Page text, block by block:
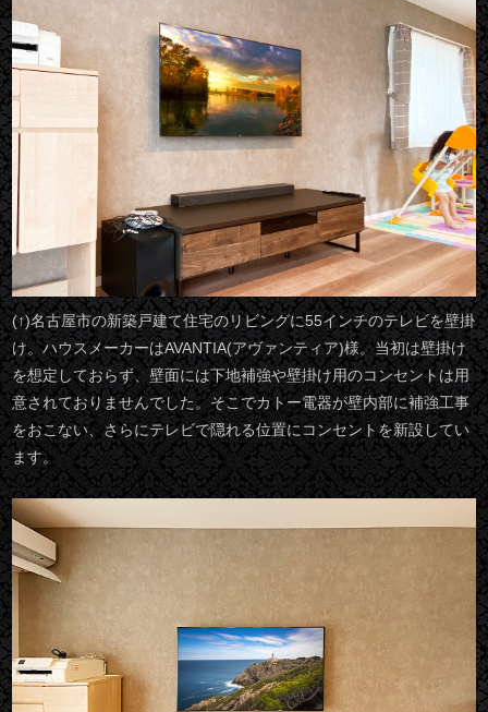
(↑)名古屋市の新築戸建て住宅のリビングに55インチのテレビを壁掛
け。ハウスメーカーはAVANTIA(アヴァンティア)様。当初は壁掛け
を想定しておらず、壁面には下地補強や壁掛け用のコンセントは用
意されておりませんでした。そこでカトー電器が壁内部に補強工事
をおこない、さらにテレビで隠れる位置にコンセントを新設してい
ます。